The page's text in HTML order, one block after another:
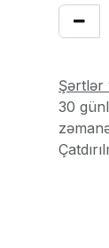
Şərtlər
30